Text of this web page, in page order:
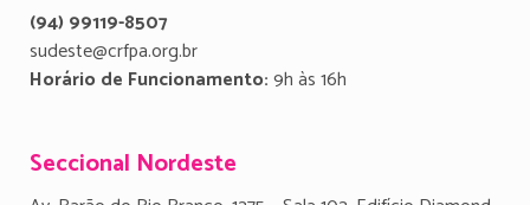
(94) 99119-8507
sudeste@crfpa.org.br
Horário de Funcionamento:9h às 16h
Seccional Nordeste